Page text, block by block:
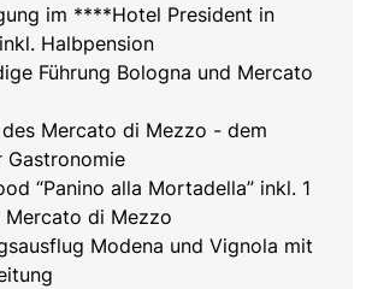
im ****Hotel President in
Halbpension
Führung Bologna und Mercato
des Mercato di Mezzo - dem
Gastronomie
“Panino alla Mortadella” inkl. 1
Mercato di Mezzo
Modena und Vignola mit